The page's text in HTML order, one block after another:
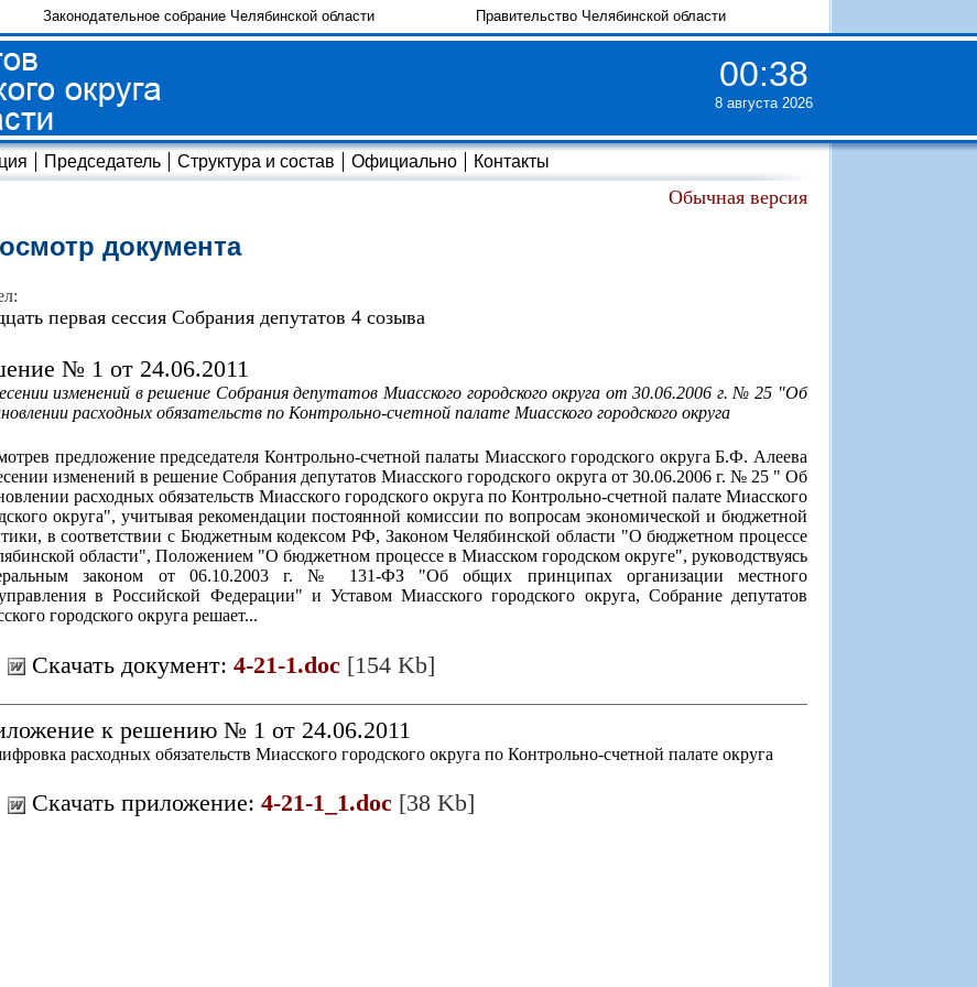
Законодательное собрание Челябинской области Правительство Челябинской области
00:38
8 августа 2026
Председатель Структура и состав Официально Контакты
Обычная версия
документа
первая сессия Собрания депутатов 4 созыва
№ 1 от 24.06.2011
изменений в решение Собрания депутатов Миасского городского округа от 30.06.2006 г. № 25 "Об
расход­ных обязательств по Контрольно-счетной палате Миасского городского округа
предложение председателя Контрольно-счетной палаты Миасского городского округа Б.Ф. Алеева
изменений в решение Собрания депутатов Миасского городского округа от 30.06.2006 г. № 25 " Об
расходных обязательств Миасского городского округа по Контрольно-счетной палате Миасского
округа", учитывая рекомендации постоянной комиссии по вопросам экономической и бюджетной
в соответствии с Бюджетным кодексом РФ, Законом Челябинской области "О бюджетном процессе
области", Положением "О бюджетном процессе в Миасском городском округе", руководствуясь
законом от 06.10.2003 г. № 131-ФЗ "Об общих принципах организации местного
в Российской Федерации" и Уставом Миасского городского округа, Собрание депутатов
городского округа решает...
Скачать документ: 4-21-1.doc [154 Kb]
к решению № 1 от 24.06.2011
расходных обязательств Миасского городского округа по Контрольно-счетной палате округа
Скачать приложение: 4-21-1_1.doc [38 Kb]